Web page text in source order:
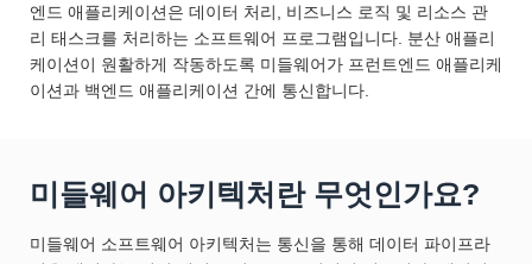
엔드 애플리케이션은 데이터 처리, 비즈니스 로직 및 리소스 관
리 태스크를 처리하는 소프트웨어 프로그램입니다. 분산 애플리
케이션이 원활하게 작동하도록 미들웨어가 프런트엔드 애플리케
이션과 백엔드 애플리케이션 간에 통신합니다.
미들웨어 아키텍처란 무엇인가요?
미들웨어 소프트웨어 아키텍처는 통신을 통해 데이터 파이프라